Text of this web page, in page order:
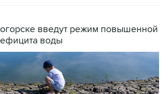
введут режим повышенной
воды